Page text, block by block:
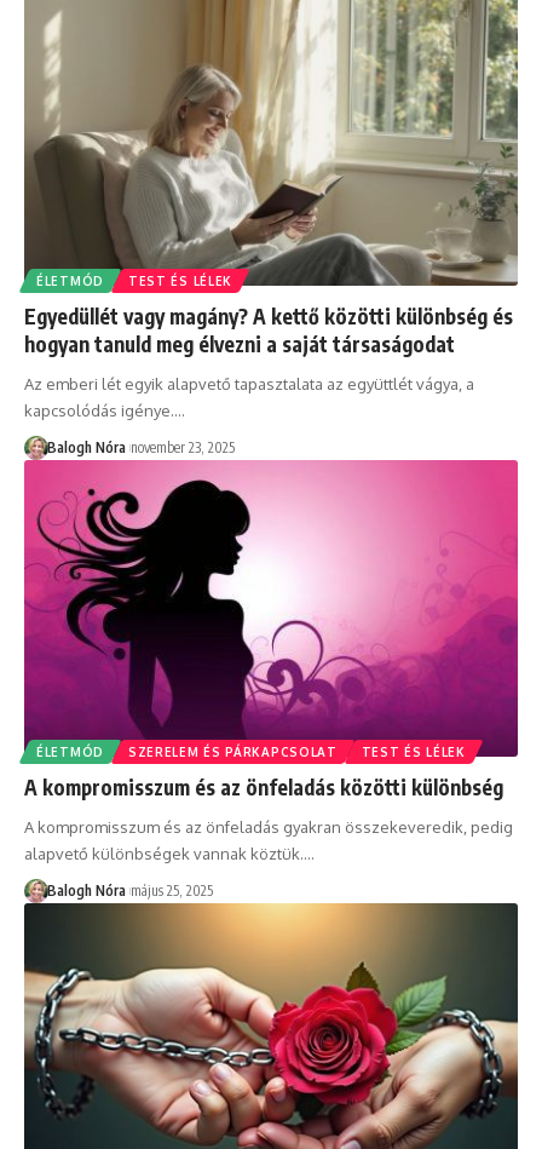
ÉLETMÓD TEST ÉS LÉLEK
Egyedüllét vagy magány? A kettő közötti különbség és
hogyan tanuld meg élvezni a saját társaságodat
Az emberi lét egyik alapvető tapasztalata az együttlét vágya, a
kapcsolódás igénye.…
Balogh Nóra november 23, 2025
ÉLETMÓD SZERELEM ÉS PÁRKAPCSOLAT TEST ÉS LÉLEK
A kompromisszum és az önfeladás közötti különbség
A kompromisszum és az önfeladás gyakran összekeveredik, pedig
alapvető különbségek vannak köztük.…
Balogh Nóra május 25, 2025